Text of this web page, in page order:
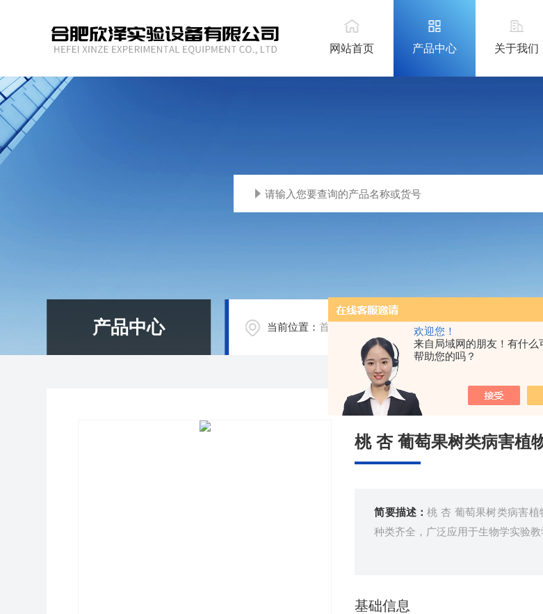
欢迎您！
来自局域网的朋友！有什么
帮助您的吗？
网站首页 产品中心 关于我们
产品中心 当前位置：首页 教学标本、切片类
桃 杏 葡萄果树类病害植
简要描述：桃 杏 葡萄果树类病害植
种类齐全，广泛应用于生物学实验
基础信息